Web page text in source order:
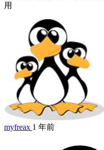
用
myfreax 1 年前